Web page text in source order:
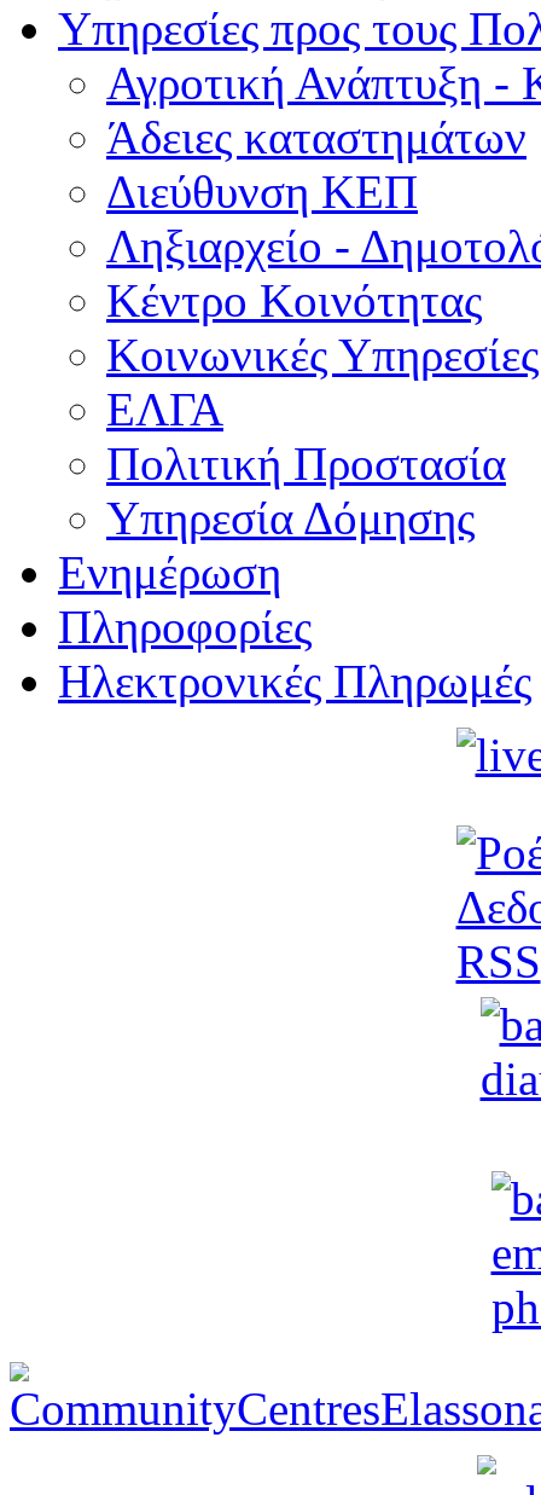
Υπηρεσίες προς τους
Αγροτική Ανάπτυξη -
Άδειες καταστημάτων
Διεύθυνση ΚΕΠ
Ληξιαρχείο -
Κέντρο Κοινότητας
Κοινωνικές Υπηρεσίες
ΕΛΓΑ
Πολιτική Προστασία
Υπηρεσία Δόμησης
Ενημέρωση
Πληροφορίες
Ηλεκτρονικές Πληρωμές